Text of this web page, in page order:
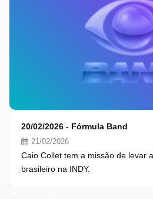
20/02/2026 - Fórmula Band
21/02/2026
Caio Collet tem a missão de levar
brasileiro na INDY.